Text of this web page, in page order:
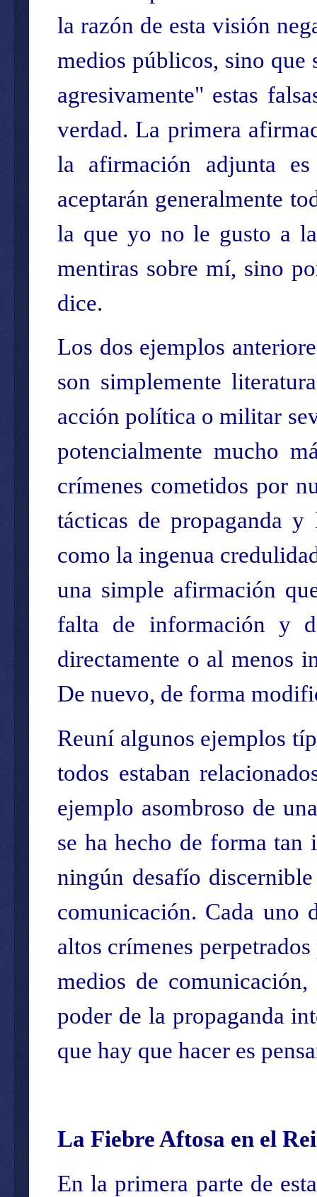
la razón de esta visión
medios públicos, sino que
agresivamente" estas
verdad. La primera
la afirmación adjunta
aceptarán generalmente
la que yo no le gusto a
mentiras sobre mí, sino
dice.
Los dos ejemplos
son simplemente
acción política o militar
potencialmente mucho
crímenes cometidos por
tácticas de propaganda
como la ingenua
una simple afirmación
falta de información y
directamente o al menos
De nuevo, de forma
Reuní algunos ejemplos
todos estaban
ejemplo asombroso de
se ha hecho de forma tan
ningún desafío
comunicación. Cada uno
altos crímenes
medios de
poder de la propaganda
que hay que hacer es
La Fiebre Aftosa en el
En la primera parte de